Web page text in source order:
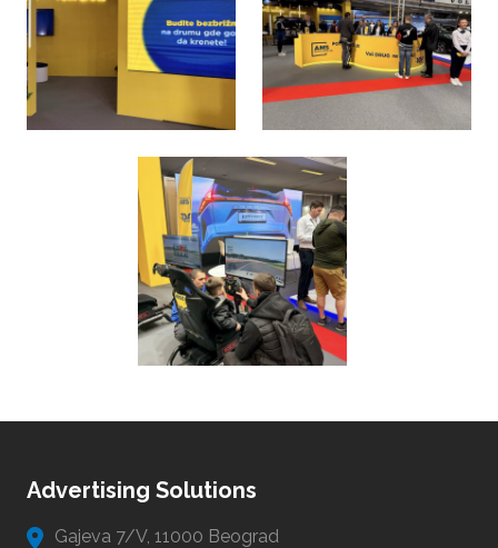
Advertising Solutions
Gajeva 7/V, 11000 Beograd